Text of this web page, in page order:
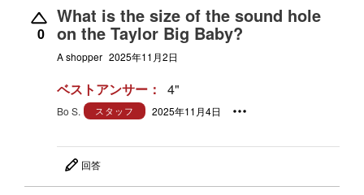
0
What is the size of the sound hole
on the Taylor Big Baby?
A shopper 2025年11月2日
ベストアンサー： 4"
Bo S. スタッフ 2025年11月4日
回答